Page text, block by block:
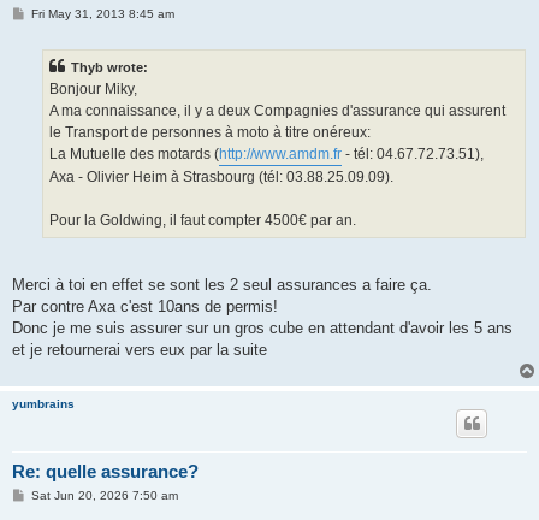
PFri May 31, 2013 8:45 am
Thyb wrote:
Bonjour Miky,
A ma connaissance, il y a deux Compagnies d'assurance qui assurent
le Transport de personnes à moto à titre onéreux:
La Mutuelle des motards (http://www.amdm.fr - tél: 04.67.72.73.51),
Axa - Olivier Heim à Strasbourg (tél: 03.88.25.09.09).
Pour la Goldwing, il faut compter 4500€ par an.
Merci à toi en effet se sont les 2 seul assurances a faire ça.
Par contre Axa c'est 10ans de permis!
Donc je me suis assurer sur un gros cube en attendant d'avoir les 5 ans
et je retournerai vers eux par la suite
yumbrains
Re: quelle assurance?
PSat Jun 20, 2026 7:50 am